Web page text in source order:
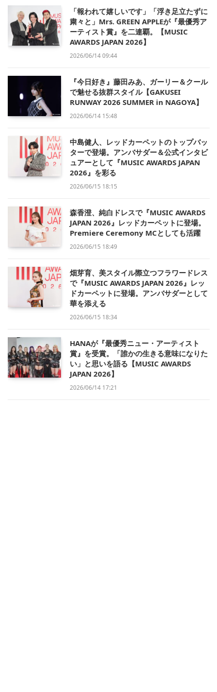
「報われて嬉しいです」「浮き足立たずに
粛々と」Mrs. GREEN APPLEが『最優秀ア
ーティスト賞』を二連覇。【MUSIC
AWARDS JAPAN 2026】
2026/06/14 09:44
『今日好き』藤田みあ、ガーリー＆クール
で魅せる抜群スタイル【GAKUSEI
RUNWAY 2026 SUMMER in NAGOYA】
2026/06/14 15:48
中島健人、レッドカーペットのトップバッ
ターで登場。アンバサダー＆公式インタビ
ュアーとして『MUSIC AWARDS JAPAN
2026』を彩る
2026/06/15 18:15
森香澄、純白ドレスで『MUSIC AWARDS
JAPAN 2026』レッドカーペットに登場。
Premiere Ceremony MCとしても活躍
2026/06/15 18:49
畑芽育、美スタイル際立つフラワードレス
で『MUSIC AWARDS JAPAN 2026』レッ
ドカーペットに登場。アンバサダーとして
華を添える
2026/06/15 18:34
HANAが『最優秀ニュー・アーティスト
賞』を受賞。「誰かの生きる意味になりた
い」と思いを語る【MUSIC AWARDS
JAPAN 2026】
2026/06/14 17:21